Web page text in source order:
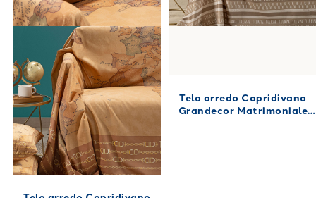
Telo arredo Copridivano
Grandecor Matrimoniale